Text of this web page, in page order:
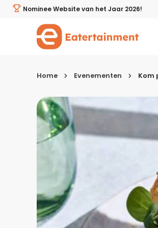
Kom proeven! Peri-peri kipburger bij
Nominee Website van het Jaar 2026!
Kies je menugang
Voor- &
Home Evenementen Kom